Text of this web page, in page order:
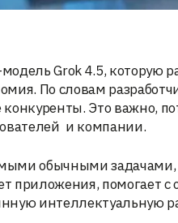
Grok 4.5, которую
По словам
Это важно,
и компании.
обычными
помогает с
интеллектуальную